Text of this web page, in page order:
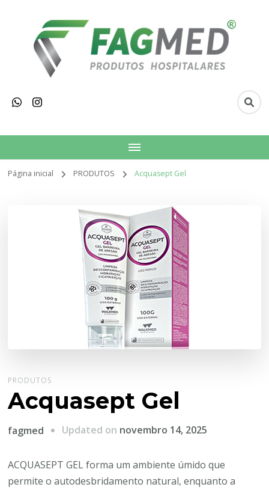
Fagmed Produtos
Página inicial PRODUTOS Acquasept Gel
PRODUTOS
Acquasept Gel
fagmed Updated on novembro 14, 2025
ACQUASEPT GEL forma um ambiente úmido que
permite o autodesbridamento natural, enquanto a